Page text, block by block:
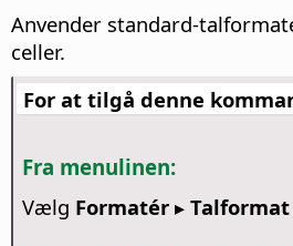
Anvender standard-
celler.
For at tilgå denne
Fra menulinen:
Vælg Formatér ▸